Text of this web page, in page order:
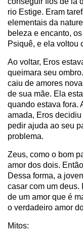
rio Estige. Eram
elementais da
beleza e encanto,
Psiquê, e ela voltou
Ao voltar, Eros
queimara seu
caiu de amores
de sua mãe. Ela
quando estava fora.
amada, Eros
pedir ajuda ao seu
problema.
Zeus, como o bom
amor dos dois.
Dessa forma, a
casar com um deus.
de um amor que é
o verdadeiro amor
Mitos: